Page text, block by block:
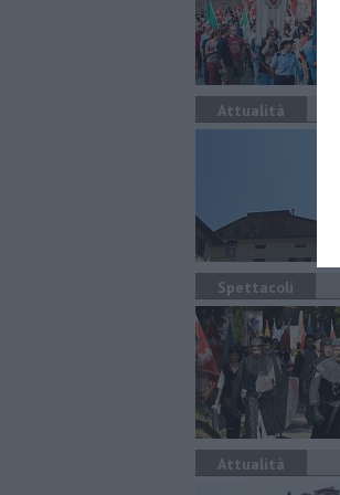
Attualità
Spettacoli
Attualità